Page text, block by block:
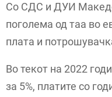
Со СДС и ДУИ
поголема од таа во
плата и
Во текот на 2022
за 5%, платите со